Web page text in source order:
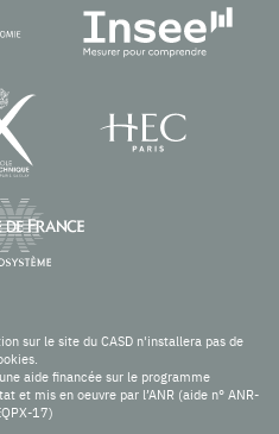
sur le site du CASD n'installera pas de
aide financée sur le programme
et mis en oeuvre par l’ANR (aide n° ANR-
17)